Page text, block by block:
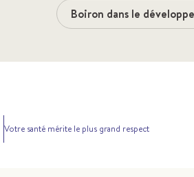
Boiron dans le
Votre santé mérite le plus grand respect